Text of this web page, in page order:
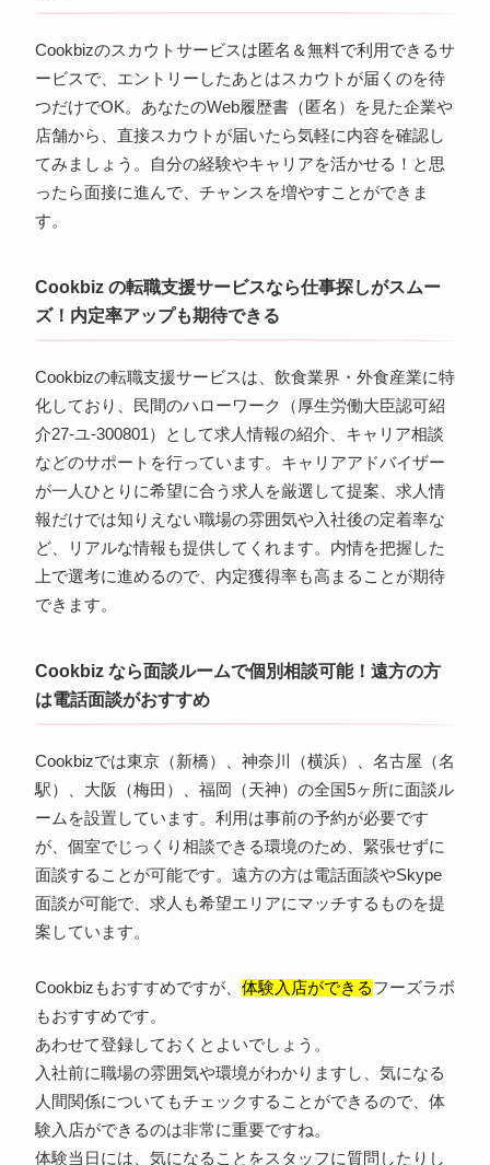
Cookbizのスカウトサービスは匿名＆無料で利用できるサ
ービスで、エントリーしたあとはスカウトが届くのを待
つだけでOK。あなたのWeb履歴書（匿名）を見た企業や
店舗から、直接スカウトが届いたら気軽に内容を確認し
てみましょう。自分の経験やキャリアを活かせる！と思
ったら面接に進んで、チャンスを増やすことができま
す。
Cookbiz の転職支援サービスなら仕事探しがスムー
ズ！内定率アップも期待できる
Cookbizの転職支援サービスは、飲食業界・外食産業に特
化しており、民間のハローワーク（厚生労働大臣認可紹
介27-ユ-300801）として求人情報の紹介、キャリア相談
などのサポートを行っています。キャリアアドバイザー
が一人ひとりに希望に合う求人を厳選して提案、求人情
報だけでは知りえない職場の雰囲気や入社後の定着率な
ど、リアルな情報も提供してくれます。内情を把握した
上で選考に進めるので、内定獲得率も高まることが期待
できます。
Cookbiz なら面談ルームで個別相談可能！遠方の方
は電話面談がおすすめ
Cookbizでは東京（新橋）、神奈川（横浜）、名古屋（名
駅）、大阪（梅田）、福岡（天神）の全国5ヶ所に面談ル
ームを設置しています。利用は事前の予約が必要です
が、個室でじっくり相談できる環境のため、緊張せずに
面談することが可能です。遠方の方は電話面談やSkype
面談が可能で、求人も希望エリアにマッチするものを提
案しています。
Cookbizもおすすめですが、 体験入店ができるフーズラボ
もおすすめです。
あわせて登録しておくとよいでしょう。
入社前に職場の雰囲気や環境がわかりますし、気になる
人間関係についてもチェックすることができるので、体
験入店ができるのは非常に重要ですね。
体験当日には、気になることをスタッフに質問したりし